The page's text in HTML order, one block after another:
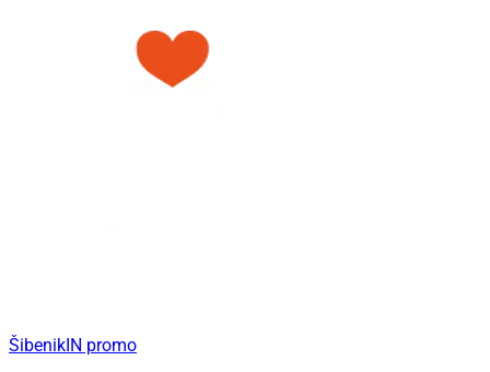
ŠibenikIN promo